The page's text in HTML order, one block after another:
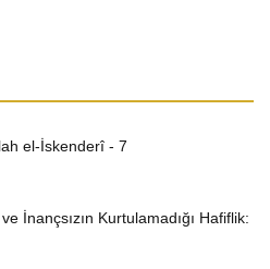
el-İskenderî - 7
ve İnançsızın Kurtulamadığı Hafiflik: